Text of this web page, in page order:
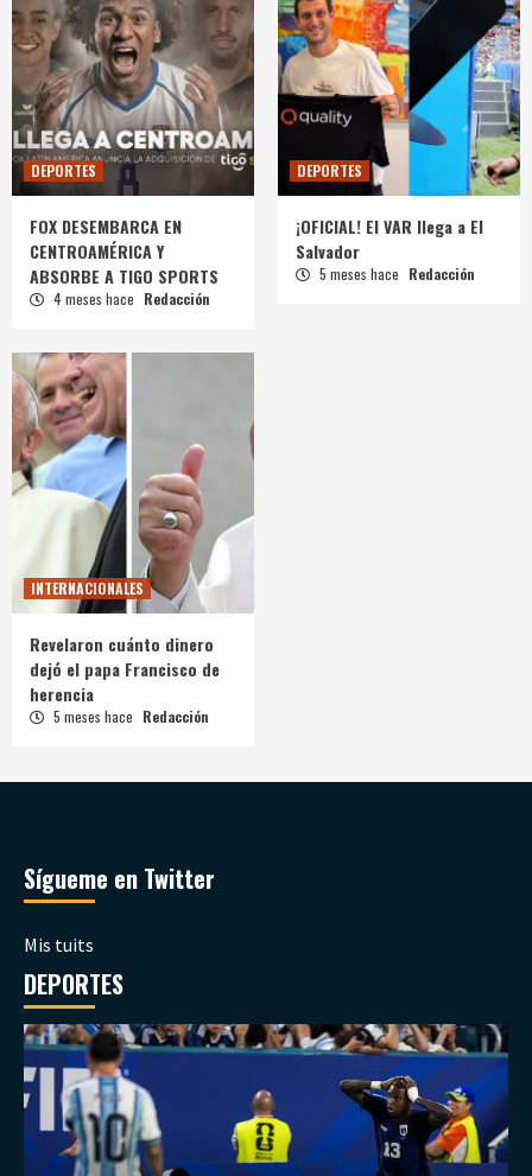
DEPORTES
FOX DESEMBARCA EN
CENTROAMÉRICA Y
ABSORBE A TIGO SPORTS
4 meses hace Redacción
DEPORTES
¡OFICIAL! El VAR llega a El
Salvador
5 meses hace Redacción
INTERNACIONALES
Revelaron cuánto dinero
dejó el papa Francisco de
herencia
5 meses hace Redacción
Sígueme en Twitter
Mis tuits
DEPORTES